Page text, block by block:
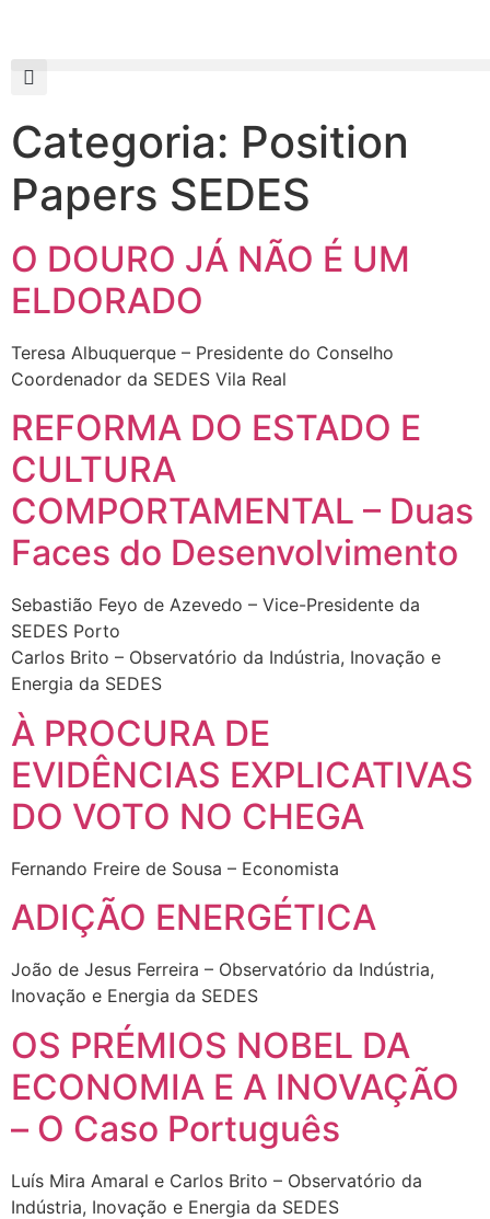
Categoria: Position
Papers SEDES
O DOURO JÁ NÃO É UM
ELDORADO
Teresa Albuquerque – Presidente do Conselho
Coordenador da SEDES Vila Real
REFORMA DO ESTADO E
CULTURA
COMPORTAMENTAL – Duas
Faces do Desenvolvimento
Sebastião Feyo de Azevedo – Vice-Presidente da
SEDES Porto
Carlos Brito – Observatório da Indústria, Inovação e
Energia da SEDES
À PROCURA DE
EVIDÊNCIAS EXPLICATIVAS
DO VOTO NO CHEGA
Fernando Freire de Sousa – Economista
ADIÇÃO ENERGÉTICA
João de Jesus Ferreira – Observatório da Indústria,
Inovação e Energia da SEDES
OS PRÉMIOS NOBEL DA
ECONOMIA E A INOVAÇÃO
– O Caso Português
Luís Mira Amaral e Carlos Brito – Observatório da
Indústria, Inovação e Energia da SEDES